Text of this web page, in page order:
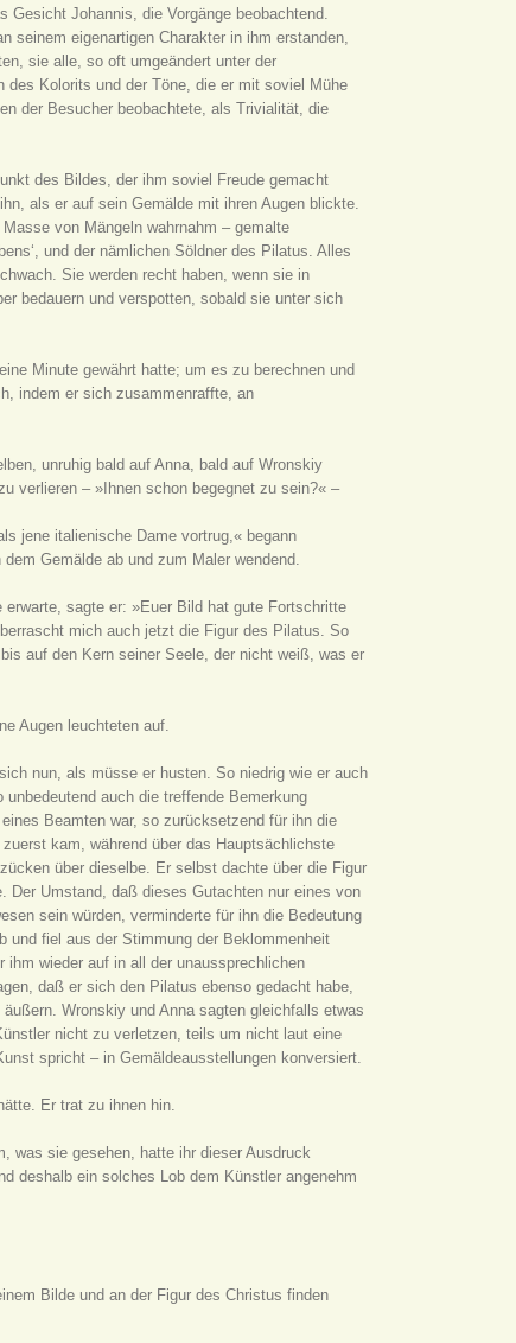
Gesicht Johannis, die Vorgänge beobachtend.
seinem eigenartigen Charakter in ihm erstanden,
sie alle, so oft umgeändert unter der
des Kolorits und der Töne, die er mit soviel Mühe
der Besucher beobachtete, als Trivialität, die
des Bildes, der ihm soviel Freude gemacht
als er auf sein Gemälde mit ihren Augen blickte.
von Mängeln wahrnahm – gemalte
und der nämlichen Söldner des Pilatus. Alles
Sie werden recht haben, wenn sie in
bedauern und verspotten, sobald sie unter sich
Minute gewährt hatte; um es zu berechnen und
indem er sich zusammenraffte, an
unruhig bald auf Anna, bald auf Wronskiy
verlieren – »Ihnen schon begegnet zu sein?« –
jene italienische Dame vortrug,« begann
Gemälde ab und zum Maler wendend.
sagte er: »Euer Bild hat gute Fortschritte
mich auch jetzt die Figur des Pilatus. So
auf den Kern seiner Seele, der nicht weiß, was er
Augen leuchteten auf.
nun, als müsse er husten. So niedrig wie er auch
auch die treffende Bemerkung
Beamten war, so zurücksetzend für ihn die
kam, während über das Hauptsächlichste
über dieselbe. Er selbst dachte über die Figur
Umstand, daß dieses Gutachten nur eines von
sein würden, verminderte für ihn die Bedeutung
und fiel aus der Stimmung der Beklommenheit
wieder auf in all der unaussprechlichen
daß er sich den Pilatus ebenso gedacht habe,
Wronskiy und Anna sagten gleichfalls etwas
nicht zu verletzen, teils um nicht laut eine
spricht – in Gemäldeausstellungen konversiert.
Er trat zu ihnen hin.
was sie gesehen, hatte ihr dieser Ausdruck
deshalb ein solches Lob dem Künstler angenehm
Bilde und an der Figur des Christus finden